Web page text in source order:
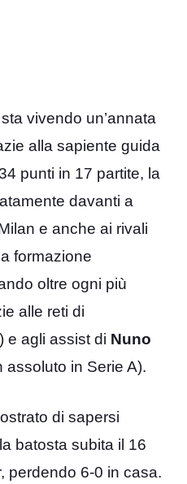
vivendo un’annata
alla sapiente guida
punti in 17 partite, la
davanti a
e anche ai rivali
formazione
oltre ogni più
alle reti di
e agli assist di Nuno
assoluto in Serie A).
di sapersi
batosta subita il 16
perdendo 6-0 in casa.